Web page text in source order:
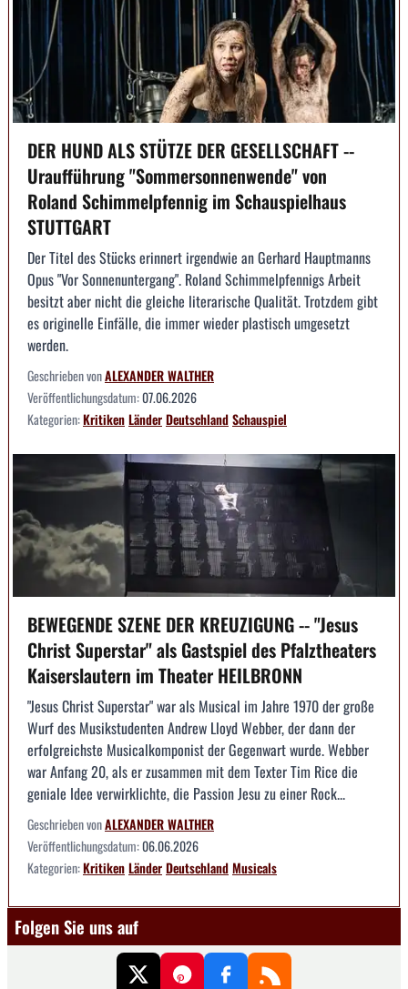
DER HUND ALS STÜTZE DER GESELLSCHAFT --
Uraufführung "Sommersonnenwende" von
Roland Schimmelpfennig im Schauspielhaus
STUTTGART
Der Titel des Stücks erinnert irgendwie an Gerhard Hauptmanns
Opus "Vor Sonnenuntergang". Roland Schimmelpfennigs Arbeit
besitzt aber nicht die gleiche literarische Qualität. Trotzdem gibt
es originelle Einfälle, die immer wieder plastisch umgesetzt
werden.
Geschrieben vonALEXANDER WALTHER
Veröffentlichungsdatum:07.06.2026
Kategorien:KritikenLänderDeutschlandSchauspiel
BEWEGENDE SZENE DER KREUZIGUNG -- "Jesus
Christ Superstar" als Gastspiel des Pfalztheaters
Kaiserslautern im Theater HEILBRONN
"Jesus Christ Superstar" war als Musical im Jahre 1970 der große
Wurf des Musikstudenten Andrew Lloyd Webber, der dann der
erfolgreichste Musicalkomponist der Gegenwart wurde. Webber
war Anfang 20, als er zusammen mit dem Texter Tim Rice die
geniale Idee verwirklichte, die Passion Jesu zu einer Rock...
Geschrieben vonALEXANDER WALTHER
Veröffentlichungsdatum:06.06.2026
Kategorien:KritikenLänderDeutschlandMusicals
Folgen Sie uns auf